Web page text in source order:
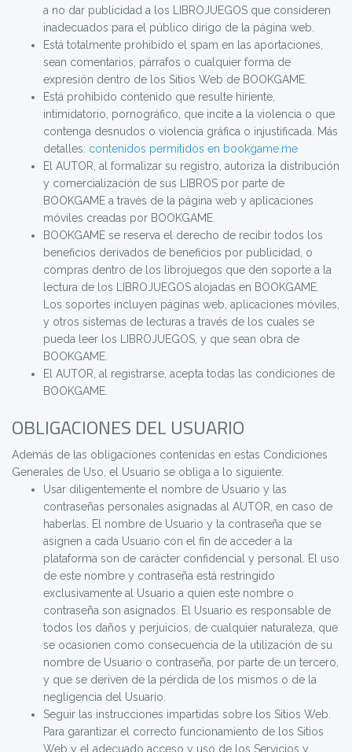
a no dar publicidad a los LIBROJUEGOS que consideren
inadecuados para el público dirigo de la página web.
Está totalmente prohibido el spam en las aportaciones,
sean comentarios, párrafos o cualquier forma de
expresión dentro de los Sitios Web de BOOKGAME.
Está prohibido contenido que resulte hiriente,
intimidatorio, pornográfico, que incite a la violencia o que
contenga desnudos o violencia gráfica o injustificada. Más
detalles: contenidos permitidos en bookgame.me
El AUTOR, al formalizar su registro, autoriza la distribución
y comercialización de sus LIBROS por parte de
BOOKGAME a través de la página web y aplicaciones
móviles creadas por BOOKGAME.
BOOKGAME se reserva el derecho de recibir todos los
beneficios derivados de beneficios por publicidad, o
compras dentro de los librojuegos que den soporte a la
lectura de los LIBROJUEGOS alojadas en BOOKGAME.
Los soportes incluyen páginas web, aplicaciones móviles,
y otros sistemas de lecturas a través de los cuales se
pueda leer los LIBROJUEGOS, y que sean obra de
BOOKGAME.
El AUTOR, al registrarse, acepta todas las condiciones de
BOOKGAME.
OBLIGACIONES DEL USUARIO
Además de las obligaciones contenidas en estas Condiciones
Generales de Uso, el Usuario se obliga a lo siguiente:
Usar diligentemente el nombre de Usuario y las
contraseñas personales asignadas al AUTOR, en caso de
haberlas. El nombre de Usuario y la contraseña que se
asignen a cada Usuario con el fin de acceder a la
plataforma son de carácter confidencial y personal. El uso
de este nombre y contraseña está restringido
exclusivamente al Usuario a quien este nombre o
contraseña son asignados. El Usuario es responsable de
todos los daños y perjuicios, de cualquier naturaleza, que
se ocasionen como consecuencia de la utilización de su
nombre de Usuario o contraseña, por parte de un tercero,
y que se deriven de la pérdida de los mismos o de la
negligencia del Usuario.
Seguir las instrucciones impartidas sobre los Sitios Web.
Para garantizar el correcto funcionamiento de los Sitios
Web y el adecuado acceso y uso de los Servicios y